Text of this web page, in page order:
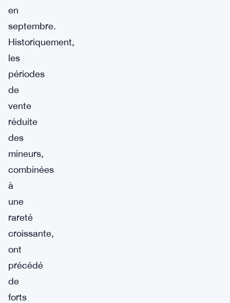
en
septembre.
Historiquement,
les
périodes
de
vente
réduite
des
mineurs,
combinées
à
une
rareté
croissante,
ont
précédé
de
forts